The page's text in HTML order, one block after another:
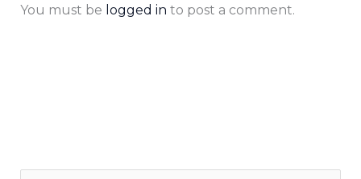
You must be logged in to post a comment.